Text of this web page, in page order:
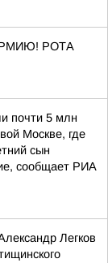
РОТА
почти 5 млн
Москве, где
сын
сообщает РИА
Легков